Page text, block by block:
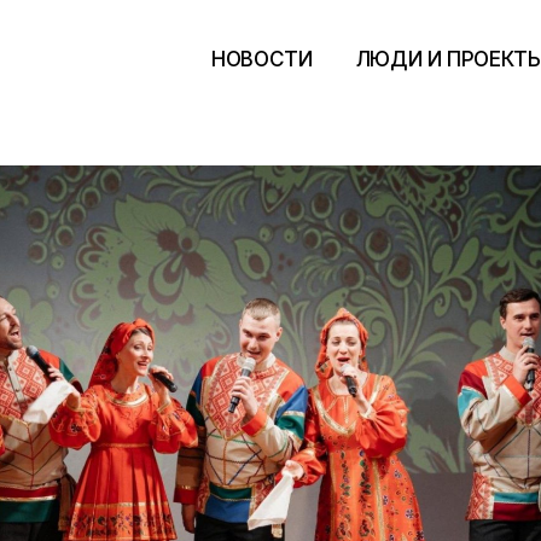
НОВОСТИ ЛЮДИ И